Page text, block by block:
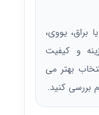
براق، یووی،
و کیفیت
بهتر می
بررسی کنید.